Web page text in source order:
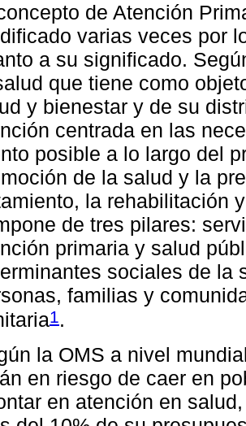
de Atención
varias veces por
a su significado.
que tiene como
y bienestar y de su
centrada en las
posible a lo largo del
de la salud y la
la rehabilitación
de tres pilares:
primaria y salud
sociales de la
familias y
1.
la OMS a nivel
en riesgo de caer en
en atención en